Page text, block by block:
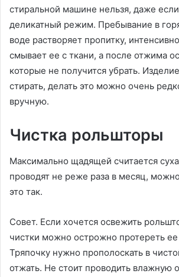
стиральной машине нельзя, даже
деликатный режим. Пребывание в
воде растворяет пропитку,
смывает ее с ткани, а после отжима
которые не получится убрать.
стирать, делать это можно очень
вручную.
Чистка рольшторы
Максимально щадящей считается
проводят не реже раза в месяц,
это так.
Совет. Если хочется освежить
чистки можно острожно протереть
Тряпочку нужно прополоскать в
отжать. Не стоит проводить влажную